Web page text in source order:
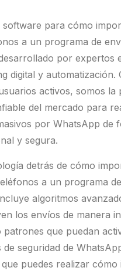
software para cómo
a un programa de
por expertos
digital y automatización.
activos, somos la
del mercado para
por WhatsApp de
y segura.
detrás de cómo
a un programa
algoritmos
los envíos de manera
patrones que puedan
de seguridad de
que puedes realizar